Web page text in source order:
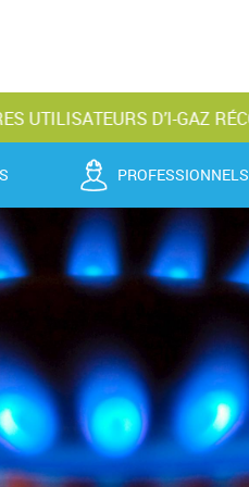
D’I-GAZ RÉCOMPENSÉS
PROFESSIONNELS